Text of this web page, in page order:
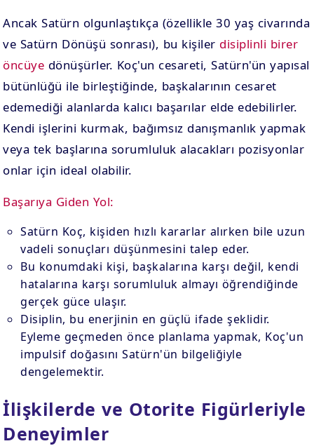
Ancak Satürn olgunlaştıkça (özellikle 30 yaş civarında
ve Satürn Dönüşü sonrası), bu kişiler disiplinli birer
öncüye dönüşürler. Koç'un cesareti, Satürn'ün yapısal
bütünlüğü ile birleştiğinde, başkalarının cesaret
edemediği alanlarda kalıcı başarılar elde edebilirler.
Kendi işlerini kurmak, bağımsız danışmanlık yapmak
veya tek başlarına sorumluluk alacakları pozisyonlar
onlar için ideal olabilir.
Başarıya Giden Yol:
Satürn Koç, kişiden hızlı kararlar alırken bile uzun
vadeli sonuçları düşünmesini talep eder.
Bu konumdaki kişi, başkalarına karşı değil, kendi
hatalarına karşı sorumluluk almayı öğrendiğinde
gerçek güce ulaşır.
Disiplin, bu enerjinin en güçlü ifade şeklidir.
Eyleme geçmeden önce planlama yapmak, Koç'un
impulsif doğasını Satürn'ün bilgeliğiyle
dengelemektir.
İlişkilerde ve Otorite Figürleriyle
Deneyimler